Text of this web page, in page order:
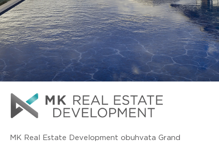
MK Real Estate Development obuhvata Grand